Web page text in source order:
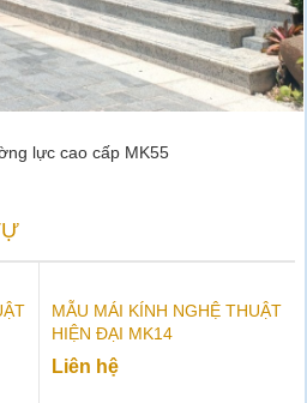
lực cao cấp MK55
MẪU MÁI KÍNH NGHỆ THUẬT
HIỆN ĐẠI MK14
Liên hệ